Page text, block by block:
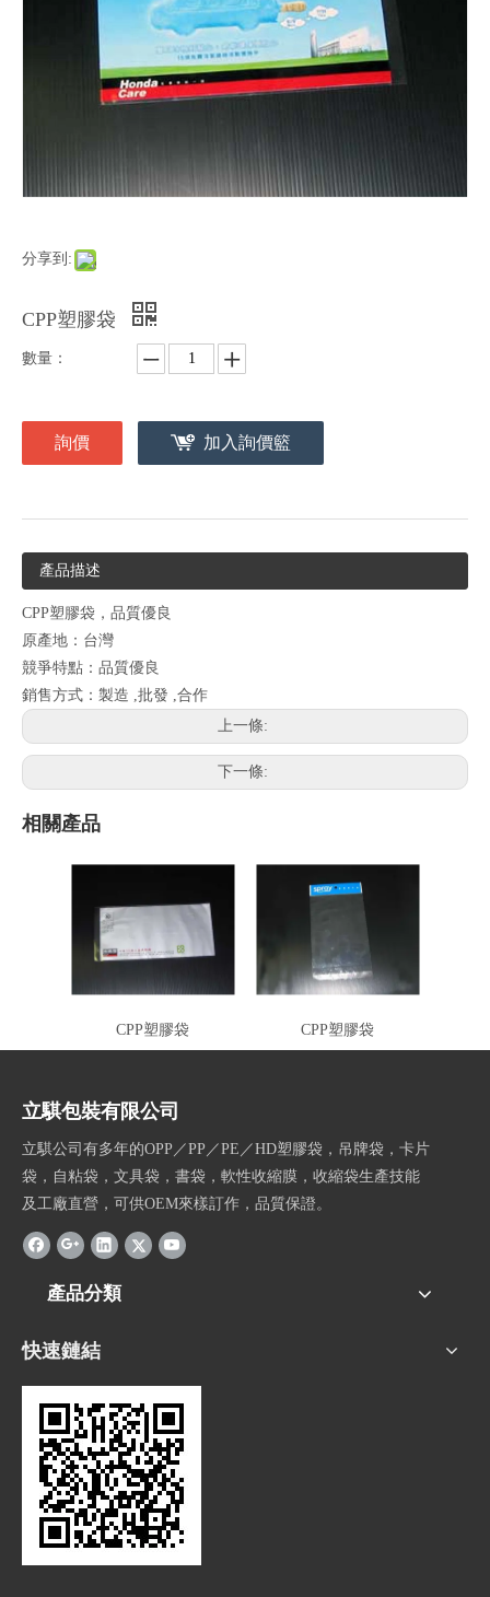
分享到:
CPP塑膠袋
數量：
詢價 加入詢價籃
產品描述
CPP塑膠袋，品質優良
原產地：台灣
競爭特點：品質優良
銷售方式：製造 ,批發 ,合作
上一條:
下一條:
相關產品
CPP塑膠袋 CPP塑膠袋
立騏包裝有限公司
立騏公司有多年的OPP／PP／PE／HD塑膠袋，吊牌袋，卡片
袋，自粘袋，文具袋，書袋，軟性收縮膜，收縮袋生產技能
及工廠直營，可供OEM來樣訂作，品質保證。
產品分類
快速鏈結